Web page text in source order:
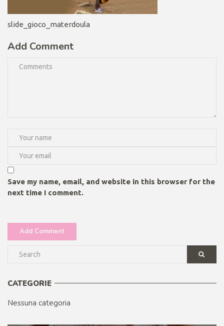
slide_gioco_materdoula
Add Comment
Save my name, email, and website in this browser for the
next time I comment.
CATEGORIE
Nessuna categoria